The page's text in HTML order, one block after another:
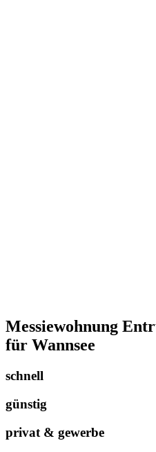
Messiewohnung
für Wannsee
schnell
günstig
privat & gewerbe